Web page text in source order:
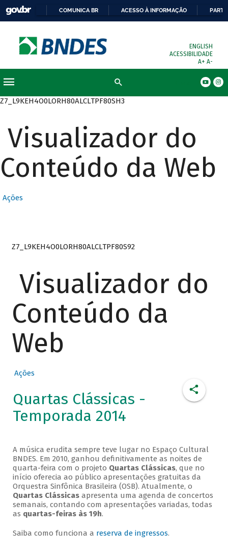
COMUNICA BR ACESSO À INFORMAÇÃO
ENGLISH
ACESSIBILIDADE
A+ A-
Z7_L9KEH4O0LORH80ALCLTPF80SH3
Visualizador do
Conteúdo da Web
Ações
Z7_L9KEH4O0LORH80ALCLTPF80S92
Visualizador do
Conteúdo da
Web
Ações
Quartas Clássicas -
Temporada 2014
A música erudita sempre teve lugar no Espaço Cultural
BNDES. Em 2010, ganhou definitivamente as noites de
quarta-feira com o projeto Quartas Clássicas, que no
início oferecia ao público apresentações gratuitas da
Orquestra Sinfônica Brasileira (OSB). Atualmente, o
Quartas Clássicasapresenta uma agenda de concertos
semanais, contando com apresentações variadas, todas
as quartas-feiras às 19h.
Saiba como funciona a reserva de ingressos.